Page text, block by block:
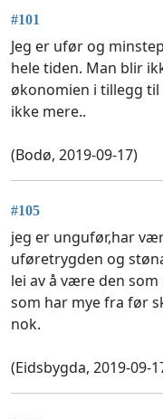
#101
Jeg er ufør og
hele tiden. Man blir
økonomien i tillegg til
ikke mere..
(Bodø, 2019-09-17)
#105
jeg er ungufør,har
uføretrygden og
lei av å være den
som har mye fra før
nok.
(Eidsbygda, 2019-09-